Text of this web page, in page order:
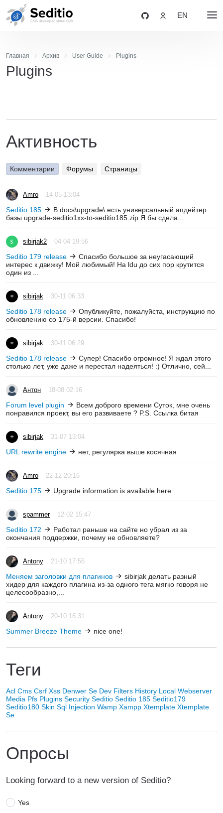
EN
Главная Архив User Guide Plugins
Plugins
Активность
Комментарии Форумы Страницы
Amro 14-05 13:04
Seditio 185
В docs\upgrade\ есть универсальный апдейтер
базы upgrade-seditio1xx-to-seditio185.zip Я бы сдела...
sibirjak2 04-04 19:56
Seditio 179 release
Спасибо большое за неугасающий
интерес к движку! Мой любимый! На ldu до сих пор крутится
один из ...
sibirjak 30-11 06:33
Seditio 178 release
Опубликуйте, пожалуйста, инструкцию по
обновлению со 175-й версии. Спасибо!
sibirjak 30-11 06:29
Seditio 178 release
Супер! Спасибо огромное! Я ждал этого
столько лет, уже даже и перестал надеяться! :) Отлично, сей...
Антон 18-08 02:16
Forum level plugin
Всем доброго времени Суток, мне очень
понравился проект, вы его развиваете ? P.S. Ссылка битая
sibirjak 31-07 13:04
URL rewrite engine нет, регулярка выше косячная
Amro 22-12 20:16
Seditio 175 Upgrade information is available here
spammer 12-02 15:47
Seditio 172
Работал раньше на сайте но убрал из за
окончания поддержки, почему не обновляете?
Antony 21-10 17:56
Меняем заголовки для плагинов
sibirjak делать разный
хидер для каждого плагина из-за одного тега мягко говоря не
целесообразно,...
Antony 20-10 16:31
Summer Breeze Theme nice one!
Теги
Acl Cms Csrf Xss Denwer Se Dev Filters History Local Webserver
Media Pfs Plugins Security Seditio Seditio 185 Seditio179
Seditio180 Skin Sql Injection Wamp Xampp Xtemplate Xtemplate
Se
Опросы
Looking forward to a new version of Seditio?
Yes